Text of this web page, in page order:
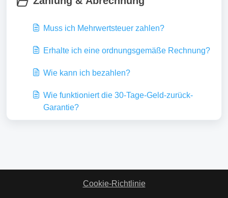
Muss ich Mehrwertsteuer zahlen?
Erhalte ich eine ordnungsgemäße Rechnung?
Wie kann ich bezahlen?
Wie funktioniert die 30-Tage-Geld-zurück-
Garantie?
Cookie-Richtlinie